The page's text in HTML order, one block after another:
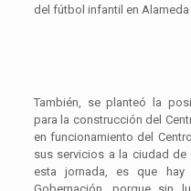
del fútbol infantil en Alameda
También, se planteó la
para la construcción del
en funcionamiento del
sus servicios a la ciudad de
esta jornada, es que hay